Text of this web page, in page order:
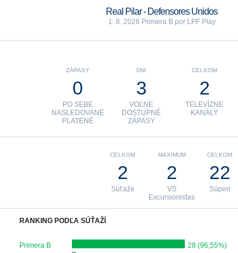
Real Pilar - Defensores Unidos
1. 8. 2026 Primera B por LPF Play
CELKOM
2
TELEVÍZNE
KANÁLY
DNI
3
VOĽNE
DOSTUPNÉ
ZÁPASY
ZÁPASY
0
PO SEBE
NASLEDOVANÉ
PLATENÉ
CELKOM
22
Súperi
MAXIMUM
2
VS
Excursionistas
CELKOM
2
Súťaže
RANKING PODĽA SÚŤAŽÍ
Primera B
28 (96,55%)